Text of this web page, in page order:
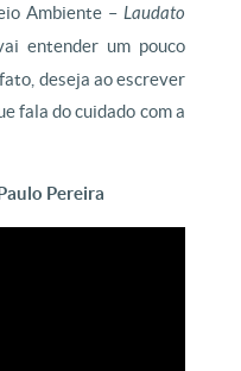
Ambiente – Laudato
entender um pouco
deseja ao escrever
fala do cuidado com a
Pereira